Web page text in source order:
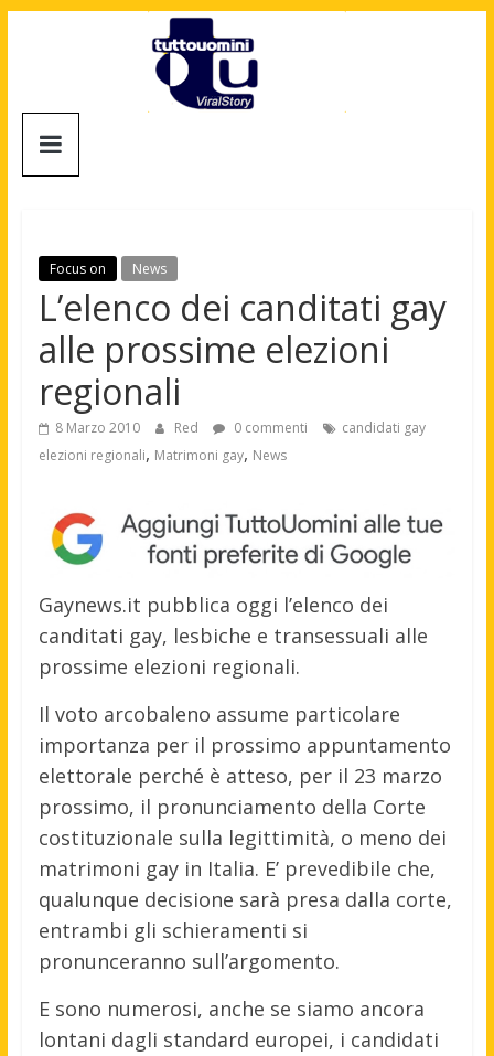
Tuttouomini
Motori,
gay
news
moda
maschile
Focus on News
L’elenco dei canditati gay
alle prossime elezioni
regionali
8 Marzo 2010 Red 0 commenti
candidati gay
elezioni regionali, Matrimoni gay, News
Gaynews.it pubblica oggi l’elenco dei
canditati gay, lesbiche e transessuali alle
prossime elezioni regionali.
Il voto arcobaleno assume particolare
importanza per il prossimo appuntamento
elettorale perché è atteso, per il 23 marzo
prossimo, il pronunciamento della Corte
costituzionale sulla legittimità, o meno dei
matrimoni gay in Italia. E’ prevedibile che,
qualunque decisione sarà presa dalla corte,
entrambi gli schieramenti si
pronunceranno sull’argomento.
E sono numerosi, anche se siamo ancora
lontani dagli standard europei, i candidati